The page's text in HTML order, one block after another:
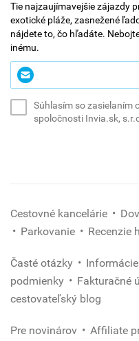
Tie najzaujímavejšie zájazdy
exotické pláže, zasnežené
nájdete to, čo hľadáte.
inému.
Zadajte
svoj
Súhlasím so zasielaním
spoločnosti Invia.sk,
Cestovné kancelárie
Parkovanie
Recenzie
Časté otázky
podmienky
Fakturačné
cestovateľský blog
Pre novinárov Affiliate